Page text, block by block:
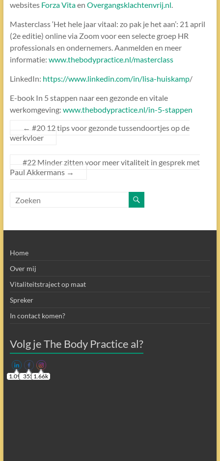
websites Forza Vitaen Overgangsklachtenvrij.nl.
Masterclass ‘Het hele jaar vitaal: zo pak je het aan’: 21 april
(2e editie) online via Zoom voor een selecte groep HR
professionals en ondernemers. Aanmelden en meer
informatie: www.thebodypractice.nl/masterclass
LinkedIn: https://www.linkedin.com/in/lisa-huiskamp/
E-book In 5 stappen naar een gezonde en vitale
werkomgeving: www.thebodypractice.nl/in-5-stappen
← #20 12 tips voor gezonde tussendoortjes op de
werkvloer
#22 Minder zitten voor meer vitaliteit in gesprek met
Paul Akkermans →
Home
Over mij
Vitaliteitstraject op maat
Spreker
In contact komen?
Volg je The Body Practice al?
1.09k355 1.66k